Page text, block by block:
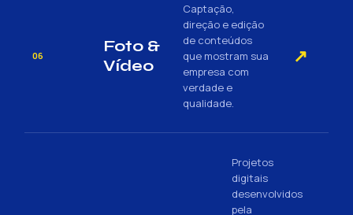
06
Foto &
Vídeo
Captação,
direção e edição
de conteúdos
que mostram sua
empresa com
verdade e
qualidade.
↗
Projetos
digitais
desenvolvidos
pela